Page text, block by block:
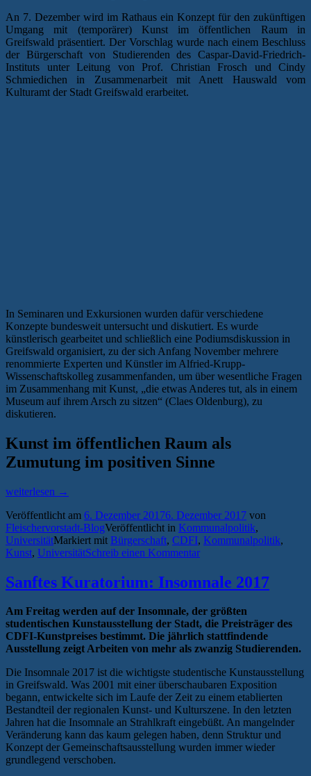
An 7. Dezember wird im Rathaus ein Konzept für den zukünftigen
Umgang mit (temporärer) Kunst im öffentlichen Raum in
Greifswald präsentiert. Der Vorschlag wurde nach einem Beschluss
der Bürgerschaft von Studierenden des Caspar-David-Friedrich-
Instituts unter Leitung von Prof. Christian Frosch und Cindy
Schmiedichen in Zusammenarbeit mit Anett Hauswald vom
Kulturamt der Stadt Greifswald erarbeitet.
In Seminaren und Exkursionen wurden dafür verschiedene
Konzepte bundesweit untersucht und diskutiert. Es wurde
künstlerisch gearbeitet und schließlich eine Podiumsdiskussion in
Greifswald organisiert, zu der sich Anfang November mehrere
renommierte Experten und Künstler im Alfried-Krupp-
Wissenschaftskolleg zusammenfanden, um über wesentliche Fragen
im Zusammenhang mit Kunst, „die etwas Anderes tut, als in einem
Museum auf ihrem Arsch zu sitzen“ (Claes Oldenburg), zu
diskutieren.
Kunst im öffentlichen Raum als
Zumutung im positiven Sinne
„Debatte
Kunst
im
öffentlichen
Raum“
weiterlesen →
Veröffentlicht am 6. Dezember 20176. Dezember 2017 von
Fleischervorstadt-BlogVeröffentlicht in Kommunalpolitik,
UniversitätMarkiert mit Bürgerschaft, CDFI, Kommunalpolitik,
Kunst, UniversitätSchreib einen Kommentar
Sanftes Kuratorium: Insomnale 2017
Am Freitag werden auf der Insomnale, der größten
studentischen Kunstausstellung der Stadt, die Preisträger des
CDFI-Kunstpreises bestimmt. Die jährlich stattfindende
Ausstellung zeigt Arbeiten von mehr als zwanzig Studierenden.
Die Insomnale 2017 ist die wichtigste studentische Kunstausstellung
in Greifswald. Was 2001 mit einer überschaubaren Exposition
begann, entwickelte sich im Laufe der Zeit zu einem etablierten
Bestandteil der regionalen Kunst- und Kulturszene. In den letzten
Jahren hat die Insomnale an Strahlkraft eingebüßt. An mangelnder
Veränderung kann das kaum gelegen haben, denn Struktur und
Konzept der Gemeinschaftsausstellung wurden immer wieder
grundlegend verschoben.